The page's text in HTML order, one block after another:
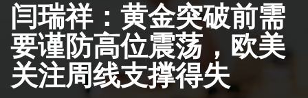
闫瑞祥：黄金突破前需
要谨防高位震荡，欧美
关注周线支撑得失